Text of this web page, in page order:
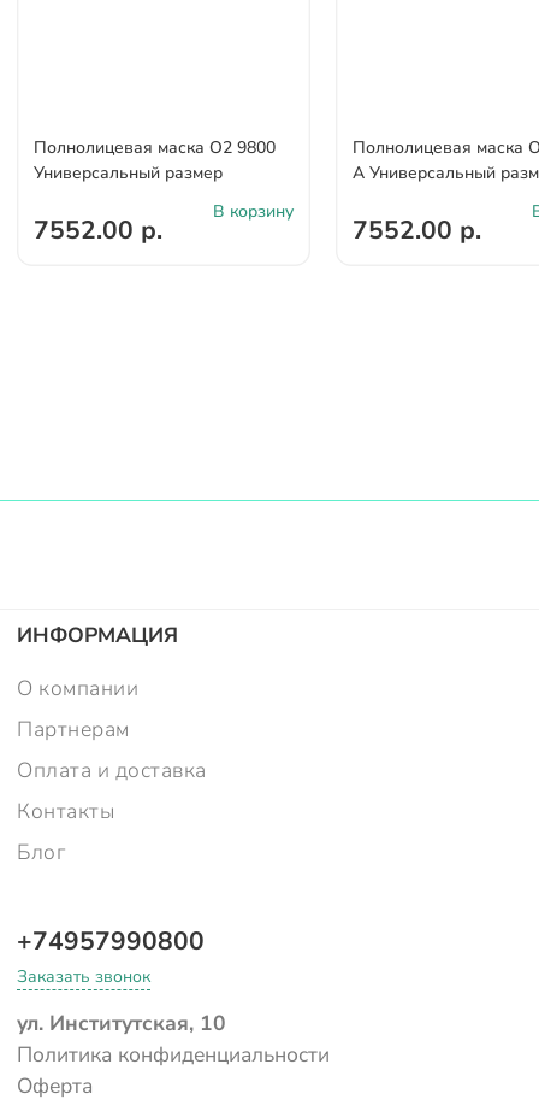
Полнолицевая маска О2 9800
Универсальный размер
7552.00 р.
В корзину
Полнолицевая маска
А Универсальный
7552.00 р.
ИНФОРМАЦИЯ
О компании
Партнерам
Оплата и доставка
Контакты
Блог
+74957990800
Заказать звонок
ул. Институтская, 10
Политика конфиденциальности
Оферта